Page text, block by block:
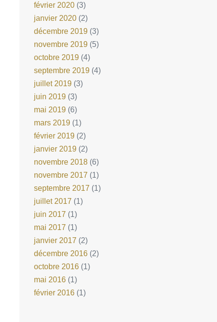
février 2020 (3)
janvier 2020 (2)
décembre 2019 (3)
novembre 2019 (5)
octobre 2019 (4)
septembre 2019 (4)
juillet 2019 (3)
juin 2019 (3)
mai 2019 (6)
mars 2019 (1)
février 2019 (2)
janvier 2019 (2)
novembre 2018 (6)
novembre 2017 (1)
septembre 2017 (1)
juillet 2017 (1)
juin 2017 (1)
mai 2017 (1)
janvier 2017 (2)
décembre 2016 (2)
octobre 2016 (1)
mai 2016 (1)
février 2016 (1)